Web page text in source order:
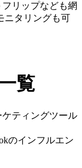
リップなども網
ニタリングも可
覧
ティングツール
のインフルエン